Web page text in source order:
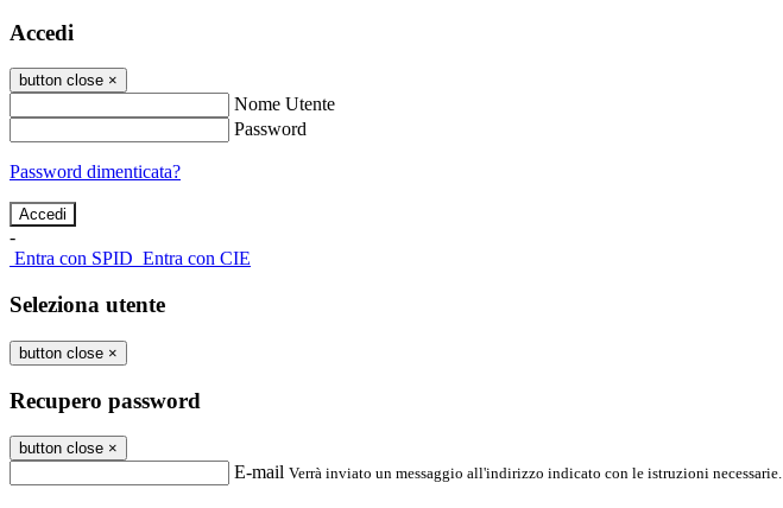
Accedi
button close ×
Nome Utente
Password
Password dimenticata?
-
Entra con SPID Entra con CIE
Seleziona utente
button close ×
Recupero password
button close ×
E-mail Verrà inviato un messaggio all'indirizzo indicato con le istruzioni necessarie.